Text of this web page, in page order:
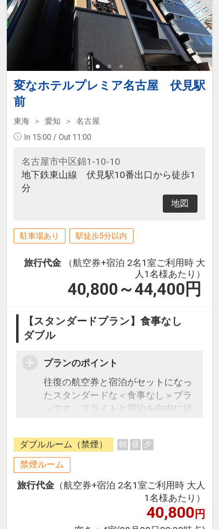
変なホテルプレミア名古屋 伏見駅
前
東海 愛知
名古屋
In 15:00 / Out 11:00
名古屋市中区錦1-10-10
地下鉄東山線 伏見駅10番出口から徒歩1
分
地図
駐車場あり 駅徒歩5分以内
旅行代金
（航空券+宿泊 2名1室ご利用時 大
人1名様あたり）
40,800～44,400 円
【スタンダードプラン】食事なし
ダブル
プランのポイント
往復の航空券と宿泊がセットになっ
たスタンダードな＜食事なし＞プラ
ンです。フライトと宿泊を自由に組
ージだから、一都市滞在はもちろん
周遊旅行にも最適！
旅行期間中の1泊だけの宿泊や延
泊・飛び泊なども自由自在です。
フライトは、安心のJAL（または
JALグループ）確約！フライトマイ
ダブルルーム（禁煙） 朝 昼 夕
禁煙ルーム
旅行代金 （航空券+宿泊 2名1室ご利用時 大人
1名様あたり）
40,800円